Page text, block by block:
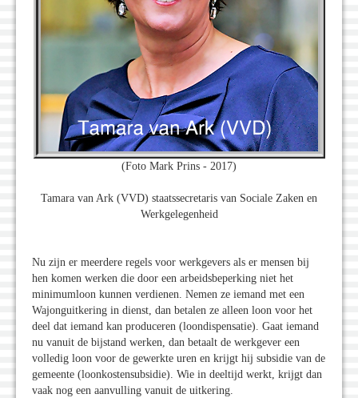
(Foto Mark Prins - 2017)
Tamara van Ark (VVD) staatssecretaris van Sociale Zaken en
Werkgelegenheid
Nu zijn er meerdere regels voor werkgevers als er mensen bij
hen komen werken die door een arbeidsbeperking niet het
minimumloon kunnen verdienen. Nemen ze iemand met een
Wajonguitkering in dienst, dan betalen ze alleen loon voor het
deel dat iemand kan produceren (loondispensatie). Gaat iemand
nu vanuit de bijstand werken, dan betaalt de werkgever een
volledig loon voor de gewerkte uren en krijgt hij subsidie van de
gemeente (loonkostensubsidie). Wie in deeltijd werkt, krijgt dan
vaak nog een aanvulling vanuit de uitkering.